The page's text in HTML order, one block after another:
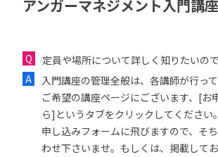
アンガーマネジメント入門講
定員や場所について詳しく知りたいの
入門講座の管理全般は、各講師が行って
ご希望の講座ページにございます、[お
ら]というタブをクリックしてください
申し込みフォームに飛びますので、そ
わせ下さいませ。もしくは、掲載して